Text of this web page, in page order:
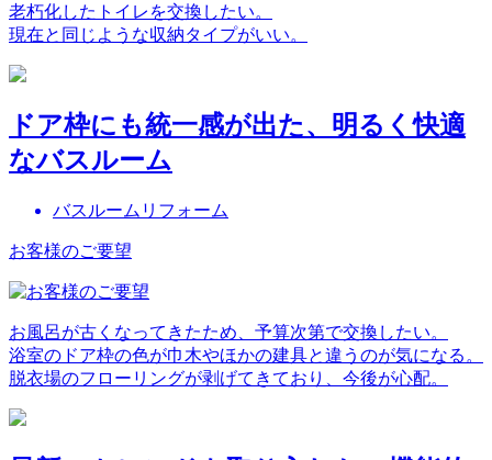
老朽化したトイレを交換したい。
現在と同じような収納タイプがいい。
ドア枠にも統一感が出た、明るく快適
なバスルーム
バスルームリフォーム
お客様のご要望
お風呂が古くなってきたため、予算次第で交換したい。
浴室のドア枠の色が巾木やほかの建具と違うのが気になる。
脱衣場のフローリングが剥げてきており、今後が心配。